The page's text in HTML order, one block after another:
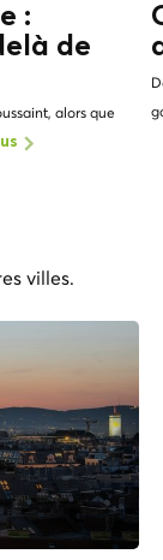
:
de
alors que
villes.